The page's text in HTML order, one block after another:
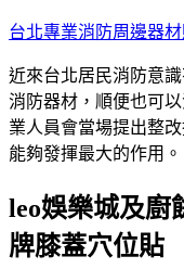
跳
主
要
內
容
台北專業消防周邊器
近來台北居民消防意
消防器材，順便也可
業人員會當場提出整
能夠發揮最大的作用。
leo娛樂城及廚
牌膝蓋穴位貼